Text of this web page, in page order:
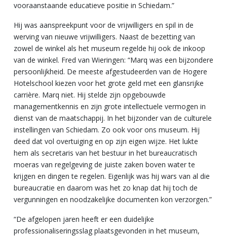
vooraanstaande educatieve positie in Schiedam.”
Hij was aanspreekpunt voor de vrijwilligers en spil in de
werving van nieuwe vrijwilligers. Naast de bezetting van
zowel de winkel als het museum regelde hij ook de inkoop
van de winkel. Fred van Wieringen: “Marq was een bijzondere
persoonlijkheid. De meeste afgestudeerden van de Hogere
Hotelschool kiezen voor het grote geld met een glansrijke
carrière. Marq niet. Hij stelde zijn opgebouwde
managementkennis en zijn grote intellectuele vermogen in
dienst van de maatschappij. In het bijzonder van de culturele
instellingen van Schiedam. Zo ook voor ons museum. Hij
deed dat vol overtuiging en op zijn eigen wijze. Het lukte
hem als secretaris van het bestuur in het bureaucratisch
moeras van regelgeving de juiste zaken boven water te
krijgen en dingen te regelen. Eigenlijk was hij wars van al die
bureaucratie en daarom was het zo knap dat hij toch de
vergunningen en noodzakelijke documenten kon verzorgen.”
“De afgelopen jaren heeft er een duidelijke
professionaliseringsslag plaatsgevonden in het museum,